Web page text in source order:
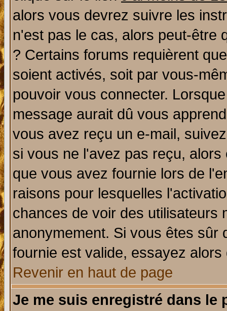
alors vous devrez suivre les
n'est pas le cas, alors peut-être
? Certains forums requièrent
soient activés, soit par vous-
pouvoir vous connecter.
message aurait dû vous
vous avez reçu un e-mail,
si vous ne l'avez pas reçu,
que vous avez fournie lors de
raisons pour lesquelles
chances de voir des utilisateurs
anonymement. Si vous êtes sûr
fournie est valide, essayez
Revenir en haut de page
Je me suis enregistré dans le